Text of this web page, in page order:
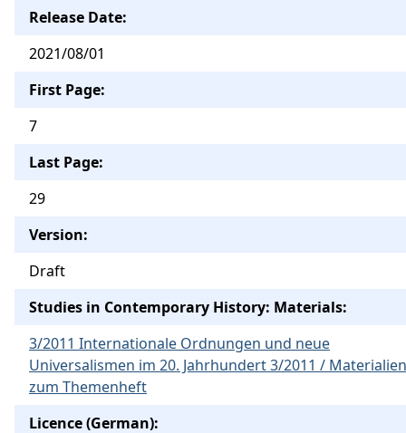
Release Date:
2021/08/01
First Page:
7
Last Page:
29
Version:
Draft
Studies in Contemporary History: Materials:
3/2011 Internationale Ordnungen und neue
Universalismen im 20. Jahrhundert 3/2011 / Materialien
zum Themenheft
Licence (German):